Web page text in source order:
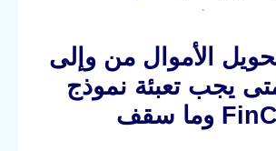
الأموال من وإلى
يجب تعبئة نموذج
FinCEN 105 وما سقف